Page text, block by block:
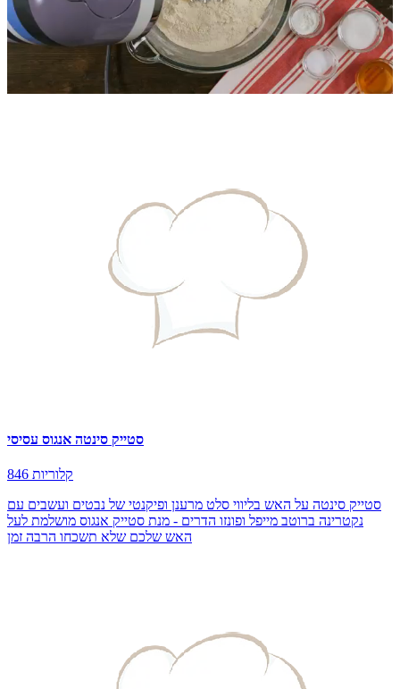
סטייק סינטה אנגוס עסיסי
846 קלוריות
סטייק סינטה על האש בליווי סלט מרענן ופיקנטי של נבטים ועשבים עם
נקטרינה ברוטב מייפל ופונזו הדרים - מנת סטייק אנגוס מושלמת לעל
האש שלכם שלא תשכחו הרבה זמן